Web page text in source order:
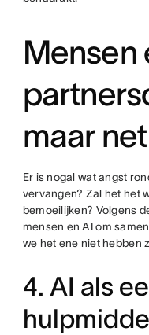
Mensen
maar
Er is nogal wat angst
vervangen? Zal het het
bemoeilijken? Volgens
mensen en AI om
we het ene niet hebben
4. AI als